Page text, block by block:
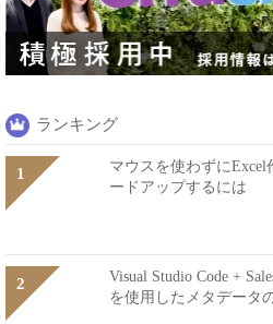
ランキング
マウスを使わずにExcel
ードアップするには
Visual Studio Code +
を使用したメタデータ